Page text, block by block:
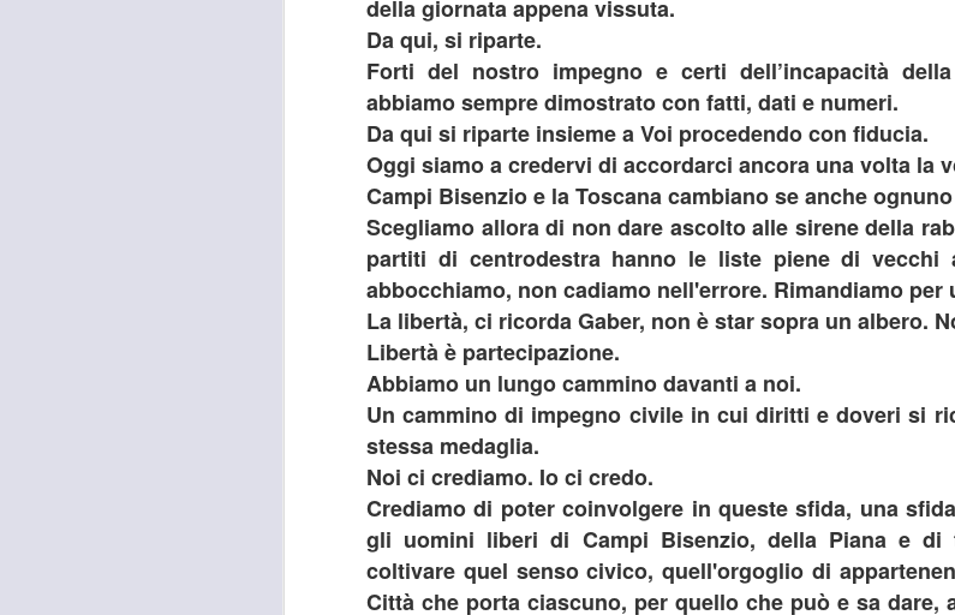
della giornata appena vissuta.
Da qui, si riparte.
Forti del nostro impegno e certi dell’incapacità
abbiamo sempre dimostrato con fatti, dati e numeri.
Da qui si riparte insieme a Voi procedendo con fiducia.
Oggi siamo a credervi di accordarci ancora una volta la
Campi Bisenzio e la Toscana cambiano se anche
Scegliamo allora di non dare ascolto alle sirene della
partiti di centrodestra hanno le liste piene di vecchi
abbocchiamo, non cadiamo nell'errore. Rimandiamo per
La libertà, ci ricorda Gaber, non è star sopra un albero.
Libertà è partecipazione.
Abbiamo un lungo cammino davanti a noi.
Un cammino di impegno civile in cui diritti e doveri si
stessa medaglia.
Noi ci crediamo. Io ci credo.
Crediamo di poter coinvolgere in queste sfida, una
gli uomini liberi di Campi Bisenzio, della Piana e di
coltivare quel senso civico, quell'orgoglio di
Città che porta ciascuno, per quello che può e sa dare,
FRANA PANORAMICA COLLI ALTI A MONTE MORELLO,
I LAVORI, ATTESI DA 8 ANNI, SLITTANO AL 2022,
“I lavori per il ripristino della frana sulla panoramica dei Colli
a Monte Morello sono stati rinviati al 2022, si tratta di un fatto
inaccettabile dopo oltre 8 anni di attesa”.
Si esprime così Paolo Gandola, consigliere metropolitano di
-centrodestra per il cambiamento che nei giorni scorsi ha
avuto risposta dagli uffici metropolitani.
26
GANDOLA: BENE L’INCONTRO IN
UNICA SALVEZZA PER LA GKN È
NUOVO INVESTITORE.
GANDOLA, BENE L’INCONTRO IN PREFETTURA DI OGGI
POMERIGGIO, UNICA SALVEZZA PER LA GKN È
NUOVO INVESTITORE.
AUG
26
CENTENARIO DELLA SCOMPARSA DEL
ENRICO CARUSO, GANDOLA: ONORIAMO
TENORE DEI TENORI
CENTENARIO DELLA SCOMPARSA DEL TENORE ENRICO
CARUSO, GANDOLA: ONORIAMO IL TENORE DEI